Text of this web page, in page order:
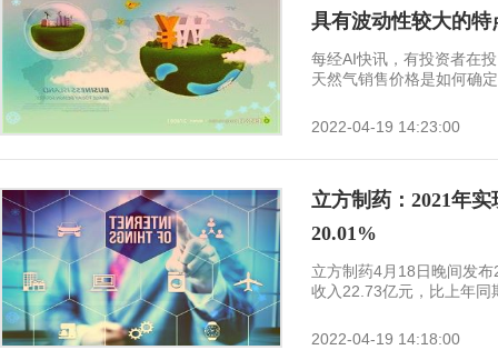
具有波动性较大的特
每经AI快讯，有投资者在
天然气销售价格是如何确
2022-04-19 14:23:00
立方制药：2021年
20.01%
立方制药4月18日晚间发
收入22.73亿元，比上年同
2022-04-19 14:18:00